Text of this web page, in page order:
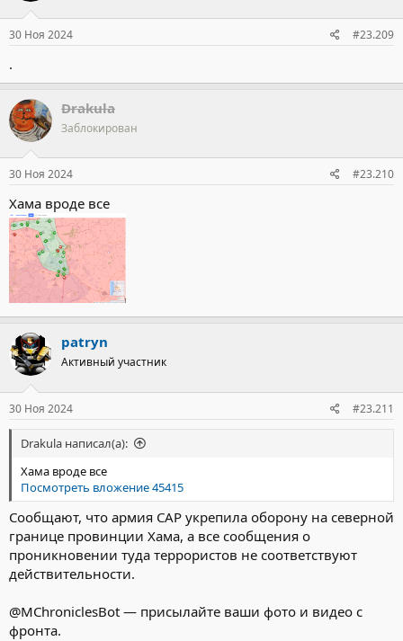
30 Ноя 2024 #23.209
.
Drakula
Заблокирован
30 Ноя 2024 #23.210
Хама вроде все
patryn
Активный участник
30 Ноя 2024 #23.211
Drakula написал(а):
Хама вроде все
Посмотреть вложение 45415
Сообщают, что армия САР укрепила оборону на северной
границе провинции Хама, а все сообщения о
проникновении туда террористов не соответствуют
действительности.
@MChroniclesBot — присылайте ваши фото и видео с
фронта.